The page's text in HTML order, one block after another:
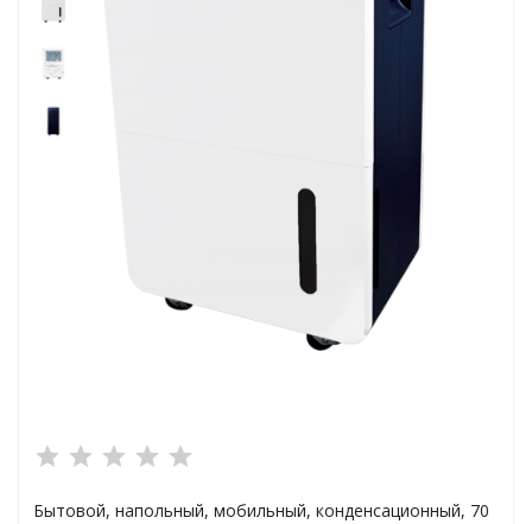
Бытовой, напольный, мобильный, конденсационный, 70